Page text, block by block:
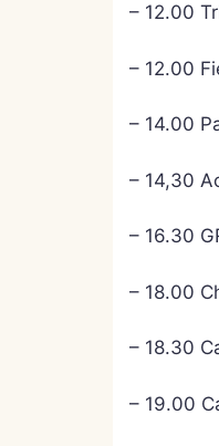
– 12.00
– 12.00
– 14.00
– 14,30
– 16.30
– 18.00
– 18.30
– 19.00